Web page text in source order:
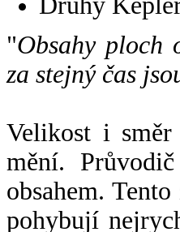
"Obsahy ploch
za stejný čas
Velikost i
mění.
obsahem.
pohybují